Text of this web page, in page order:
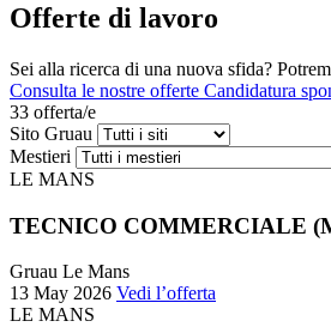
Offerte di lavoro
Sei alla ricerca di una nuova sfida?
Consulta le nostre offerte Candidatura
33 offerta/e
Sito Gruau
Mestieri
LE MANS
TECNICO COMMERCIALE
Gruau Le Mans
13 May 2026 Vedi l’offerta
LE MANS